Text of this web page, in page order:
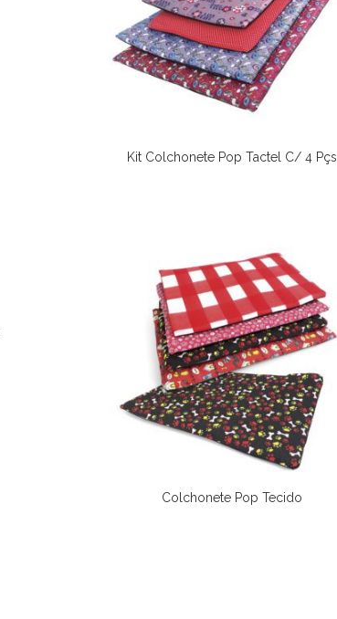
Kit Colchonete Pop Tactel C/ 4 Pçs
Comprar
Colchonete Pop Tecido
Ver Opções